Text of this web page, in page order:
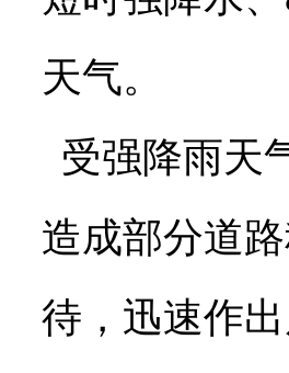
天气。
受强降雨天
造成部分道
待，迅速作